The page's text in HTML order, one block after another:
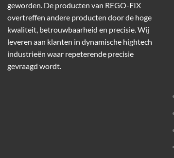
geworden. De producten van REGO-FIX
overtreffen andere producten door de hoge
kwaliteit, betrouwbaarheid en precisie. Wij
leveren aan klanten in dynamische hightech
industrieën waar repeterende precisie
gevraagd wordt.